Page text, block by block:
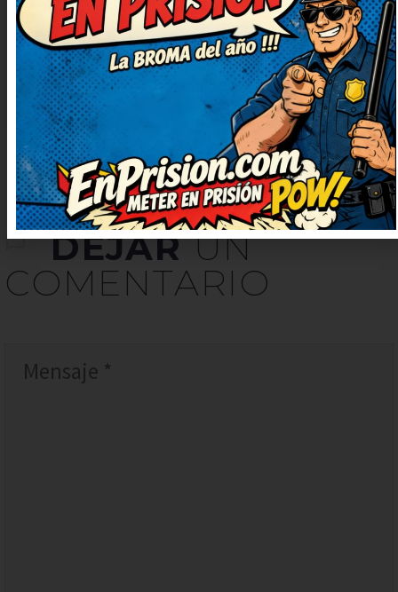
juego de palabras está finísimo,
me ha sorprendido. Qué arte,
ojalá subáis más chistes así.
DEJARUN
COMENTARIO